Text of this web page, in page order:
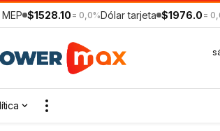
$1528.10 = 0,0%Dólar tarjeta $1976.0 =